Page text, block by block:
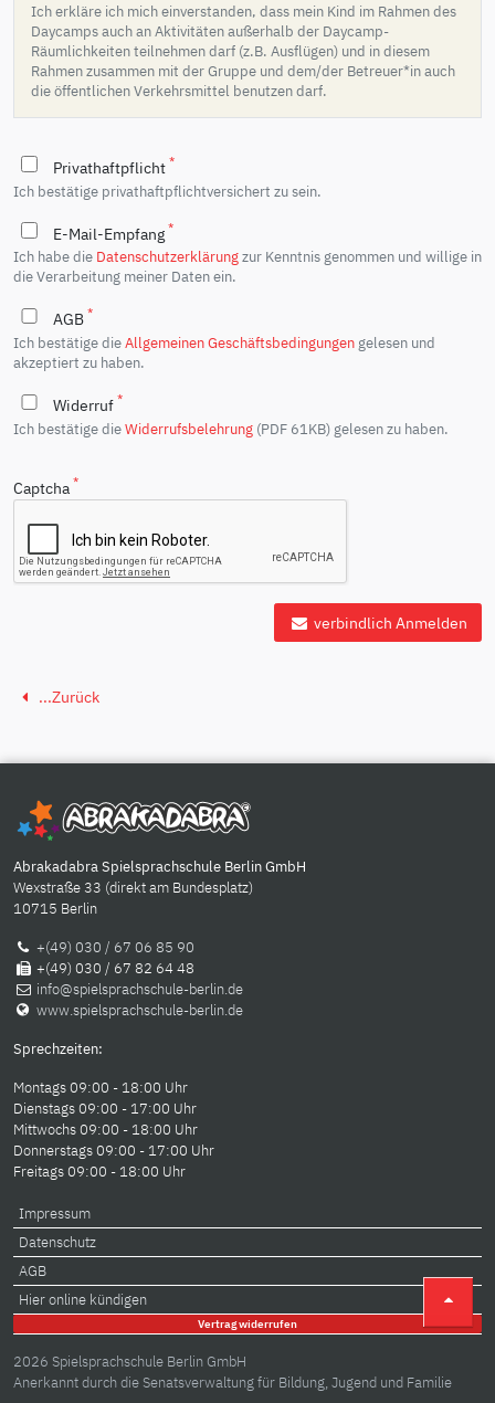
Ich erkläre ich mich einverstanden, dass mein Kind im Rahmen des
Daycamps auch an Aktivitäten außerhalb der Daycamp-
Räumlichkeiten teilnehmen darf (z.B. Ausflügen) und in diesem
Rahmen zusammen mit der Gruppe und dem/der Betreuer*in auch
die öffentlichen Verkehrsmittel benutzen darf.
Privathaftpflicht *
Ich bestätige privathaftpflichtversichert zu sein.
E-Mail-Empfang *
Ich habe die Datenschutzerklärungzur Kenntnis genommen und willige in
die Verarbeitung meiner Daten ein.
AGB *
Ich bestätige dieAllgemeinen Geschäftsbedingungen gelesen und
akzeptiert zu haben.
Widerruf *
Ich bestätige dieWiderrufsbelehrung (PDF 61KB) gelesen zu haben.
Captcha *
verbindlich Anmelden
...Zurück
Abrakadabra Spielsprachschule Berlin GmbH
Wexstraße 33 (direkt am Bundesplatz)
10715 Berlin
+(49) 030 / 67 06 85 90
+(49) 030 / 67 82 64 48
info@spielsprachschule-berlin.de
www.spielsprachschule-berlin.de
Sprechzeiten:
Montags 09:00 - 18:00 Uhr
Dienstags 09:00 - 17:00 Uhr
Mittwochs 09:00 - 18:00 Uhr
Donnerstags 09:00 - 17:00 Uhr
Freitags 09:00 - 18:00 Uhr
Impressum
Datenschutz
AGB
Hier online kündigen
Vertrag widerrufen
2026 Spielsprachschule Berlin GmbH
Anerkannt durch die Senatsverwaltung für Bildung, Jugend und Familie